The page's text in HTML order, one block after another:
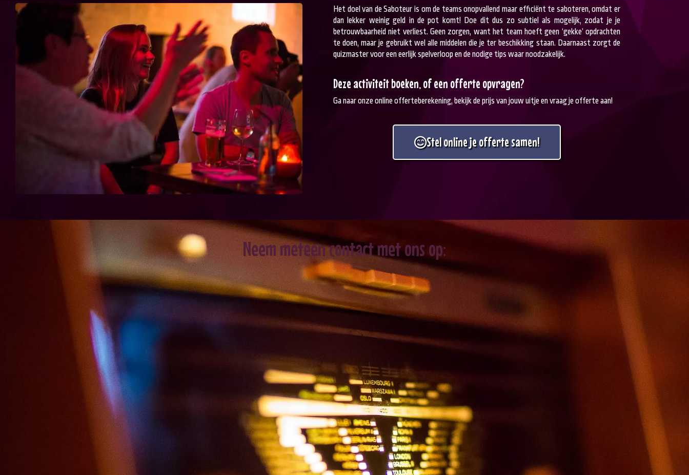
Het doel van de Saboteur is om de teams onopvallend maar efficiënt te saboteren, omdat er
dan lekker weinig geld in de pot komt! Doe dit dus zo subtiel als mogelijk, zodat je je
betrouwbaarheid niet verliest. Geen zorgen, want het team hoeft geen ‘gekke’ opdrachten
te doen, maar je gebruikt wel alle middelen die je ter beschikking staan. Daarnaast zorgt de
quizmaster voor een eerlijk spelverloop en de nodige tips waar noodzakelijk.
Deze activiteit boeken, of een offerte opvragen?
Ga naar onze online offerteberekening, bekijk de prijs van jouw uitje en vraag je offerte aan!
Stel online je offerte samen!
Neem meteen contact met ons op: